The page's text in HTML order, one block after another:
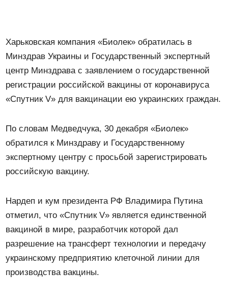
Харьковская компания «Биолек» обратилась в
Минздрав Украины и Государственный экспертный
центр Минздрава с заявлением о государственной
регистрации российской вакцины от коронавируса
«Спутник V» для вакцинации ею украинских граждан.
По словам Медведчука, 30 декабря «Биолек»
обратился к Минздраву и Государственному
экспертному центру с просьбой зарегистрировать
российскую вакцину.
Нардеп и кум президента РФ Владимира Путина
отметил, что «Спутник V» является единственной
вакциной в мире, разработчик которой дал
разрешение на трансферт технологии и передачу
украинскому предприятию клеточной линии для
производства вакцины.